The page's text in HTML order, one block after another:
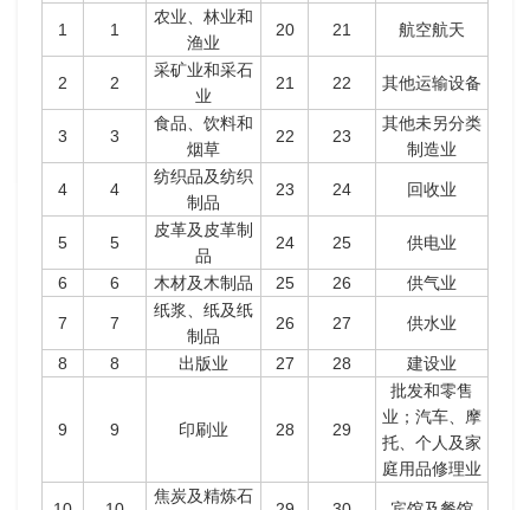
1 1
农业、林业和
渔业
20 21 航空航天
2 2
采矿业和采石
业
21 22 其他运输设备
3 3
食品、饮料和
烟草
22 23
其他未另分类
制造业
4 4
纺织品及纺织
制品
23 24 回收业
5 5
皮革及皮革制
品
24 25 供电业
6 6 木材及木制品 25 26 供气业
7 7
纸浆、纸及纸
制品
26 27 供水业
8 8 出版业 27 28 建设业
9 9 印刷业 28 29
批发和零售
业；汽车、摩
托、个人及家
庭用品修理业
焦炭及精炼石